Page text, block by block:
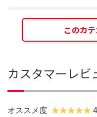
このカ
カスタマーレビ
オススメ度